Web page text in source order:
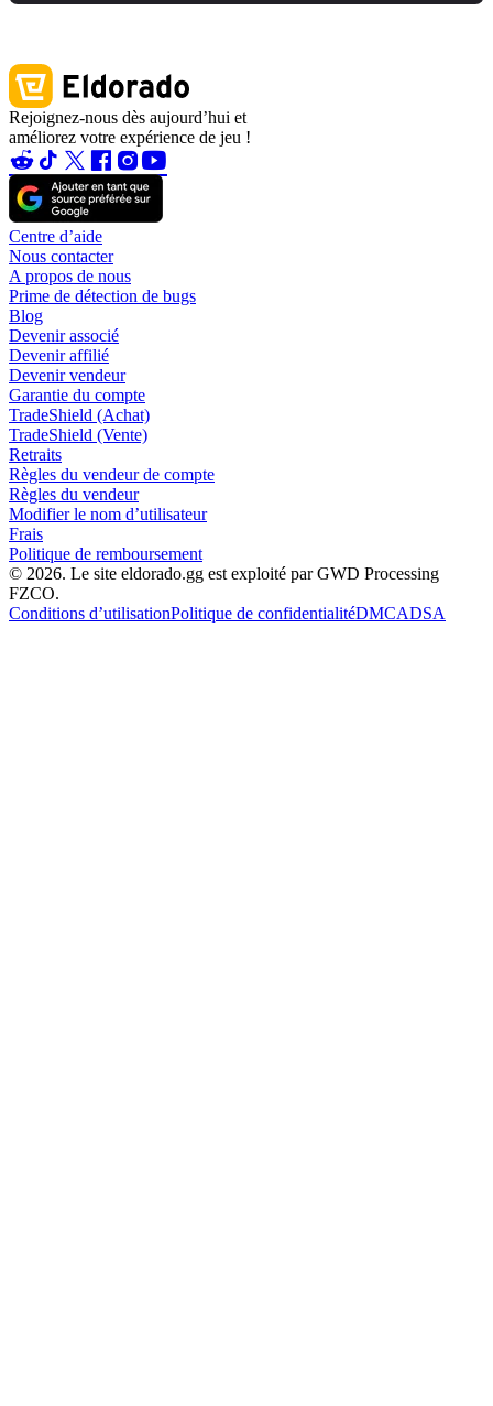
Rejoignez-nous dès aujourd’hui et
améliorez votre expérience de jeu !
Centre d’aide
Nous contacter
A propos de nous
Prime de détection de bugs
Blog
Devenir associé
Devenir affilié
Devenir vendeur
Garantie du compte
TradeShield (Achat)
TradeShield (Vente)
Retraits
Règles du vendeur de compte
Règles du vendeur
Modifier le nom d’utilisateur
Frais
Politique de remboursement
© 2026. Le site eldorado.gg est exploité par GWD Processing
FZCO.
Conditions d’utilisationPolitique de confidentialitéDMCADSA